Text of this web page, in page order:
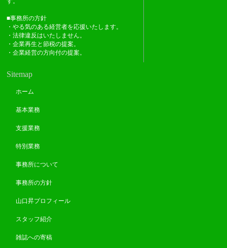
■事務所の方針
・やる気のある経営者を応援いたします。
・法律違反はいたしません。
・企業再生と節税の提案。
・企業経営の方向付の提案。
Sitemap
ホーム
基本業務
支援業務
特別業務
事務所について
事務所の方針
山口昇プロフィール
スタッフ紹介
雑誌への寄稿